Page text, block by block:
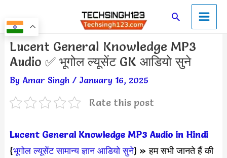
to
content
SearchMain
Menu
Lucent General Knowledge MP3
Audio ✅ भूगोल ल्यूसेंट GK आडियो सुने
By Amar Singh / January 16, 2025
Rate this post
Lucent General Knowledge MP3 Audio in Hindi
{भूगोल ल्यूसेंट सामान्य ज्ञान आडियो सुने} » हम सभी जानते हैं की
Post
navigation